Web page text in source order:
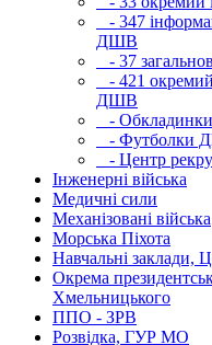
- 347
ДШВ
- 37
- 421 окремий
ДШВ
-
- Футболки
- Центр
Інженерні війська
Медичні сили
Механізовані війська
Морська Піхота
Навчальні заклади,
Окрема
Хмельницького
ППО - ЗРВ
Розвідка, ГУР МО